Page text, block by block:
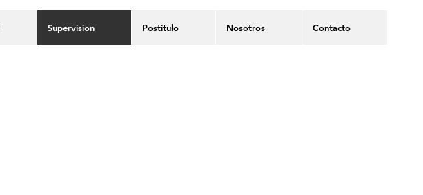
Supervision Postitulo Nosotros Contacto